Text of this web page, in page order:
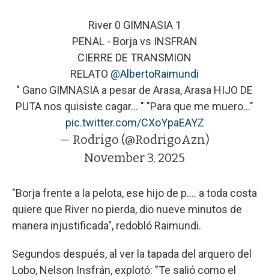
River 0 GIMNASIA 1
PENAL - Borja vs INSFRAN
CIERRE DE TRANSMION
RELATO @AlbertoRaimundi
" Gano GIMNASIA a pesar de Arasa, Arasa HIJO DE
PUTA nos quisiste cagar... " "Para que me muero..."
pic.twitter.com/CXoYpaEAYZ
— Rodrigo (@RodrigoAzn)
November 3, 2025
"Borja frente a la pelota, ese hijo de p.... a toda costa
quiere que River no pierda, dio nueve minutos de
manera injustificada", redobló Raimundi.
Segundos después, al ver la tapada del arquero del
Lobo, Nelson Insfrán, explotó: "Te salió como el